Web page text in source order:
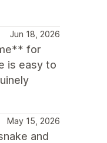
Jun 18, 2026
for
is easy to
May 15, 2026
and